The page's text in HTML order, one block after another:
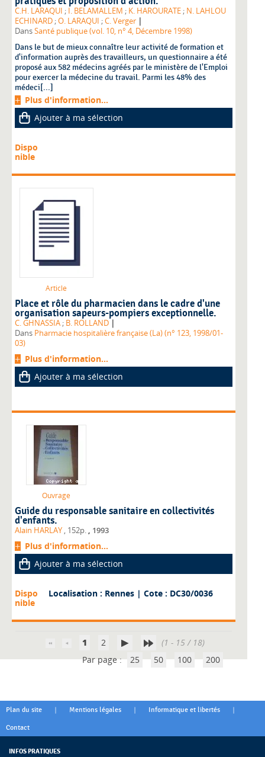
C.H. LARAQUI ; I. BELAMALLEM ; K. HAROURATE ; N. LAHLOU
ECHINARD ;O. LARAQUI ;C. Verger |
DansSanté publique (vol. 10, n° 4, Décembre 1998)
Dans le but de mieux connaître leur activité de formation et
d'information auprès des travailleurs, un questionnaire a été
proposé aux 582 médecins agréés par le ministère de l'Emploi
pour exercer la médecine du travail. Parmi les 48% des
médeci[...]
Plus d'information...
Ajouter à ma sélection
Dispo
nible
Article
Place et rôle du pharmacien dans le cadre d'une
organisation sapeurs-pompiers exceptionnelle.
C. GHNASSIA ; B. ROLLAND|
Dans Pharmacie hospitalière française (La) (n° 123, 1998/01-
03)
Plus d'information...
Ajouter à ma sélection
Ouvrage
Guide du responsable sanitaire en collectivités
d'enfants.
Alain HARLAY , 152p. , 1993
Plus d'information...
Ajouter à ma sélection
Dispo
nible
Localisation : Rennes | Cote : DC30/0036
1 2
(1 - 15 / 18)
Par page : 25 50 100 200
Plan du site | Mentions légales | Informatique et libertés |
Contact
INFOS PRATIQUES